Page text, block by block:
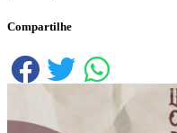
Compartilhe